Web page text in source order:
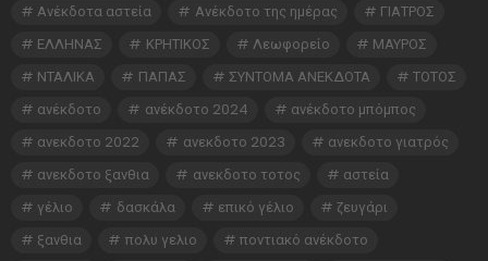
Ανέκδοτα αστεία
Ανέκδοτο της ημέρας
ΓΙΑΤΡΟΣ
ΕΛΛΗΝΑΣ
ΚΡΗΤΙΚΟΣ Λεωφορείο
ΜΑΥΡΟΣ
ΝΤΑΛΙΚΑ
ΠΑΠΑΣ ΣΥΝΤΟΜΑ ΑΝΕΚΔΟΤΑ
ΤΟΤΟΣ
ανέκδοτο
ανέκδοτο 2024
ανέκδοτο μπόμπος
ανεκδοτο 2022
ανεκδοτο 2023
ανεκδοτο γιατρός
ανεκδοτο ξανθια
ανεκδοτο τοτος
αστεία
γέλιο
δασκάλα επικό γέλιο
ζευγάρι
ξανθια
πολυ γελιο
ποντιακό ανέκδοτο